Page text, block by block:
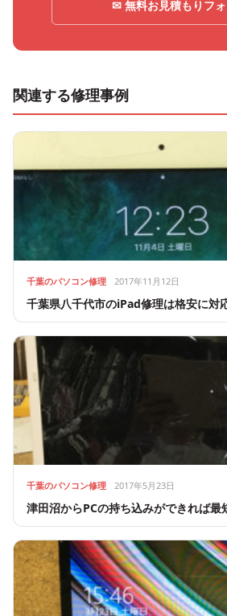
✉ 無料お見積もりフ
関連する修理事例
千葉のパソコン修理 2017年11月12日
千葉県八千代市のiPad修理は格安に対
千葉のパソコン修理 2017年5月23日
津田沼からPCの持ち込みができれば最